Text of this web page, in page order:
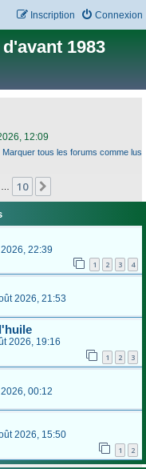
Connexion
Inscription
1983
12:09
Marquer tous les forums comme lus
10
22:39
1 2 3 4
2026, 21:53
2026, 19:16
1 2 3
00:12
2026, 15:50
1 2